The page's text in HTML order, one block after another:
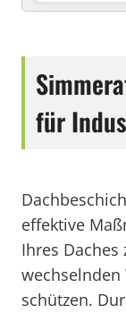
für
effektive
Ihres
schützen.